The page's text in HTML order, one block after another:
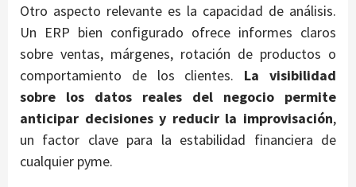
Otro aspecto relevante es la capacidad de análisis.
Un ERP bien configurado ofrece informes claros
sobre ventas, márgenes, rotación de productos o
comportamiento de los clientes. La visibilidad
sobre los datos reales del negocio permite
anticipar decisiones y reducir la improvisación,
un factor clave para la estabilidad financiera de
cualquier pyme.